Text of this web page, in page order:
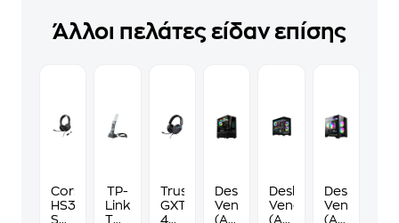
Άλλοι πελάτες είδαν επίσης
Corsair
HS35V2
Surround
TP-
Link
TX50UΗ
Trust
GXT
490
Desktop
Vengeance
(AMD
Desktop
Vengeance
(AMD
Desktop
Vengeance
(AMD